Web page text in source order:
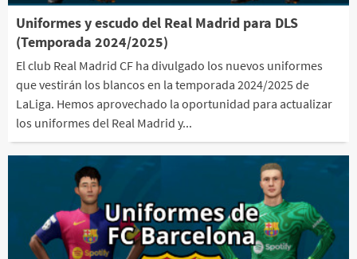
Uniformes y escudo del Real Madrid para DLS
(Temporada 2024/2025)
El club Real Madrid CF ha divulgado los nuevos uniformes
que vestirán los blancos en la temporada 2024/2025 de
LaLiga. Hemos aprovechado la oportunidad para actualizar
los uniformes del Real Madrid y...